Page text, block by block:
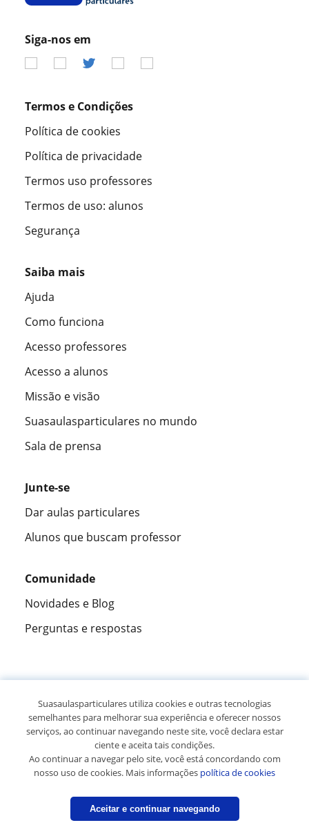
/h
Primeira aula gratuita Entre em contato
Siga-nos em
Termos e Condições
Política de cookies
Política de privacidade
Termos uso professores
Termos de uso: alunos
Segurança
Saiba mais
Ajuda
Como funciona
Acesso professores
Acesso a alunos
Missão e visão
Suasaulasparticulares no mundo
Sala de prensa
Junte-se
Dar aulas particulares
Alunos que buscam professor
Comunidade
Novidades e Blog
Perguntas e respostas
305915opiniões de alunos
© 2007 - 2026 Suas aulas particulares
Mapa do site:Professores particulares
Suasaulasparticulares utiliza cookies e outras tecnologias
semelhantes para melhorar sua experiência e oferecer nossos
serviços, ao continuar navegando neste site, você declara estar
ciente e aceita tais condições.
Ao continuar a navegar pelo site, você está concordando com
nosso uso de cookies. Mais informações política de cookies
Aceitar e continuar navegando